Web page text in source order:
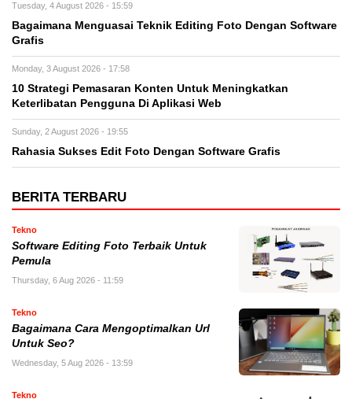
Tuesday, 4 August 2026 - 15:59
Bagaimana Menguasai Teknik Editing Foto Dengan Software
Grafis
Monday, 3 August 2026 - 17:58
10 Strategi Pemasaran Konten Untuk Meningkatkan
Keterlibatan Pengguna Di Aplikasi Web
Sunday, 2 August 2026 - 19:55
Rahasia Sukses Edit Foto Dengan Software Grafis
BERITA TERBARU
Tekno
Software Editing Foto Terbaik Untuk
Pemula
Thursday, 6 Aug 2026 - 11:59
Tekno
Bagaimana Cara Mengoptimalkan Url
Untuk Seo?
Wednesday, 5 Aug 2026 - 13:59
Tekno